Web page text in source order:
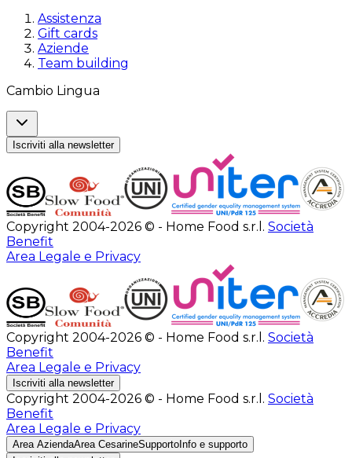
Assistenza
Gift cards
Aziende
Team building
Cambio Lingua
Iscriviti alla newsletter
Copyright 2004-2026 © - Home Food s.r.l. Società
Benefit
Area Legale e Privacy
Copyright 2004-2026 © - Home Food s.r.l. Società
Benefit
Area Legale e Privacy
Iscriviti alla newsletter
Copyright 2004-2026 © - Home Food s.r.l. Società
Benefit
Area Legale e Privacy
Area AziendaArea CesarineSupporto Info e supporto